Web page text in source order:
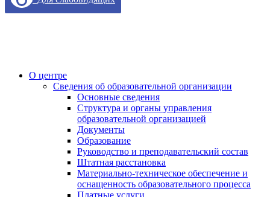
О центре
Сведения об образовательной организации
Основные сведения
Структура и органы управления
образовательной организацией
Документы
Образование
Руководство и преподавательский состав
Штатная расстановка
Материально-техническое обеспечение и
оснащенность образовательного процесса
Платные услуги